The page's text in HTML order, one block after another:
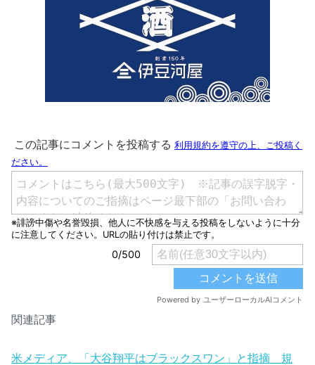
関連記事
米メディア、「大谷翔平はブラックスワン」と指摘 規